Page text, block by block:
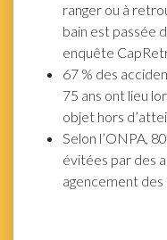
ranger ou à
bain est passée
enquête
67 % des
75 ans ont lieu
objet hors
Selon l’ONPA,
évitées par des
agencement des